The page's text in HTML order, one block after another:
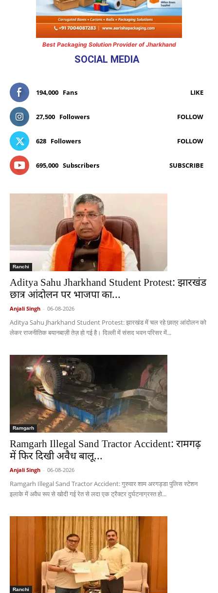
Best Packaging Solution Provider of Jharkhand
SOCIAL MEDIA
194,000 Fans LIKE
27,500 Followers FOLLOW
628 Followers FOLLOW
695,000 Subscribers SUBSCRIBE
Ranchi
Aditya Sahu Jharkhand Student Protest: झारखंड
छात्र आंदोलन पर भाजपा का...
Anjali Singh - 06-08-2026
Aditya Sahu Jharkhand Student Protest: झारखंड में चल रहे छात्र आंदोलन को
लेकर राजनीतिक बयानबाज़ी तेज़ हो गई है। दिल्ली में संसद भवन परिसर में...
Ramgarh
Ramgarh Illegal Sand Tractor Accident: रामगढ़
में फिर दिखी अवैध बालू...
Anjali Singh - 06-08-2026
Ramgarh Illegal Sand Tractor Accident: गुरुवार शाम अरगड्डा पुलिस स्टेशन
इलाके में अवैध रूप से खोदी गई रेत से लदा एक ट्रैक्टर दुर्घटनाग्रस्त हो...
Ranchi